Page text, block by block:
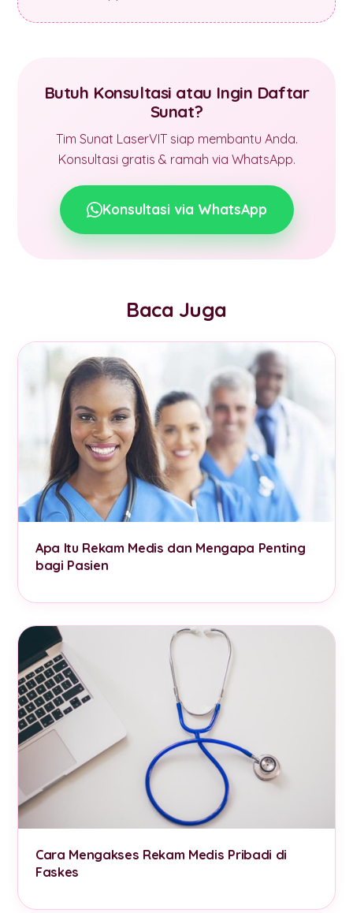
Butuh Konsultasi atau Ingin Daftar
Sunat?
Tim Sunat LaserVIT siap membantu Anda.
Konsultasi gratis & ramah via WhatsApp.
Konsultasi via WhatsApp
Baca Juga
Apa Itu Rekam Medis dan Mengapa Penting
bagi Pasien
Cara Mengakses Rekam Medis Pribadi di
Faskes